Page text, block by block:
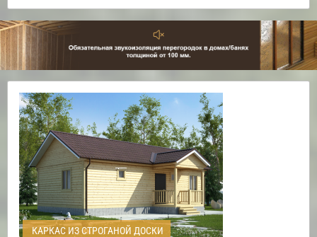
КАРКАС ИЗ СТРОГАНОЙ ДОСКИ